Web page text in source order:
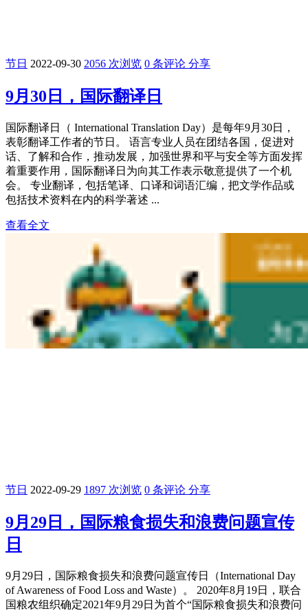
节日 2022-09-30 2056 次浏览 0 条评论 分享
9月30日，国际翻译日
国际翻译日（ International Translation Day）是每年9月30日，
表彰翻译工作者的节日。 语言专业人员在团结各国，促进对
话、了解和合作，推动发展，加强世界和平与安全等方面发挥
着重要作用，国际翻译日为向其工作表示敬意提供了一个机
会。 专业翻译，包括笔译、口译和词语汇编，把文学作品或
包括技术资料在内的科学著述 ...
查看全文
节日 2022-09-29 1897 次浏览 0 条评论 分享
9月29日，国际粮食损失和浪费问题宣传
日
9月29日，国际粮食损失和浪费问题宣传日（International Day
of Awareness of Food Loss and Waste）。 2020年8月19日，联合
国粮农组织确定2021年9月29日为首个“国际粮食损失和浪费问